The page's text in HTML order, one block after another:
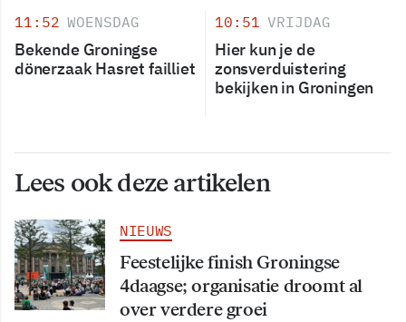
11:52 WOENSDAG
Bekende Groningse
dönerzaak Hasret failliet
10:51 VRIJDAG
Hier kun je de
zonsverduistering
bekijken in Groningen
Lees ook deze artikelen
NIEUWS
Feestelijke finish Groningse
4daagse; organisatie droomt al
over verdere groei